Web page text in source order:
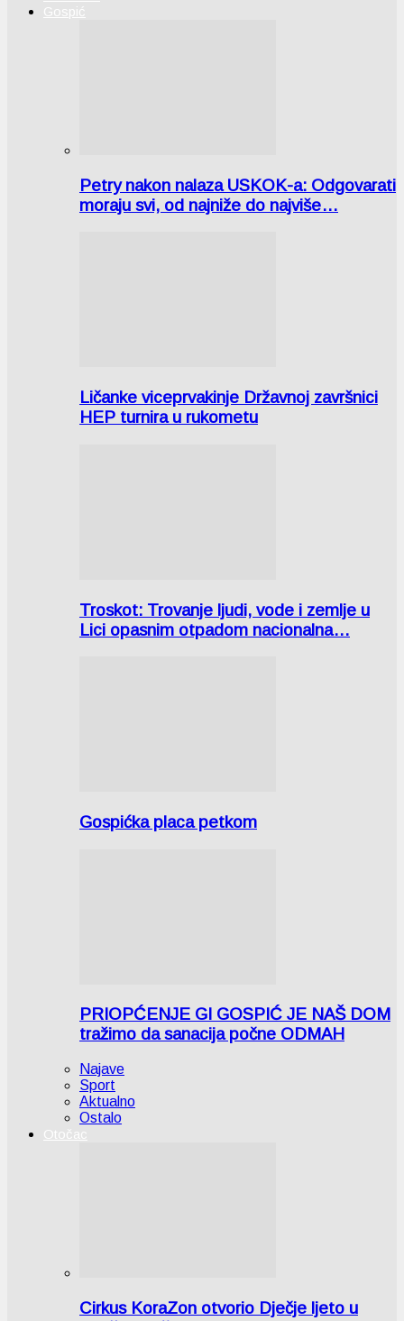
Gospić
Petry nakon nalaza USKOK-a: Odgovarati
moraju svi, od najniže do najviše…
Ličanke viceprvakinje Državnoj završnici
HEP turnira u rukometu
Troskot: Trovanje ljudi, vode i zemlje u
Lici opasnim otpadom nacionalna…
Gospićka placa petkom
PRIOPĆENJE GI GOSPIĆ JE NAŠ DOM
tražimo da sanacija počne ODMAH
Najave
Sport
Aktualno
Ostalo
Otočac
Cirkus KoraZon otvorio Dječje ljeto u